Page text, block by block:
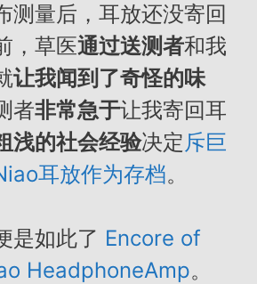
测量后，耳放还没寄回
，草医通过送测者和我
让我闻到了奇怪的味
者非常急于让我寄回耳
浅的社会经验决定斥巨
耳放作为存档。
是如此了 Encore of
HeadphoneAmp。